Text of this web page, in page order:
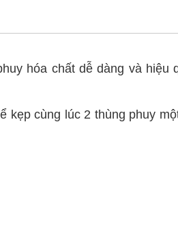
hóa chất dễ dàng và hiệu
cùng lúc 2 thùng phuy